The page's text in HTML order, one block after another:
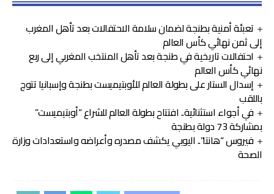
تعبئة أمنية بطنجة لضمان سلامة الاحتفالات بعد تأهل المغرب
إلى ثمن نهائي كأس العالم
احتفالات تاريخية في طنجة بعد تأهل المنتخب المغربي إلى ربع
نهائي كأس العالم
إسدال الستار على بطولة العالم للأوبتيميست بطنجة وإسبانيا تتوج
باللقب
في أجواء استثنائية.. افتتاح بطولة العالم للشراع “أوبتيميست”
بمشاركة 73 دولة بطنجة
فيروس “هانتا”.. اليوبي يكشف مصدره وأعراضه واستعدادات وزارة
الصحة